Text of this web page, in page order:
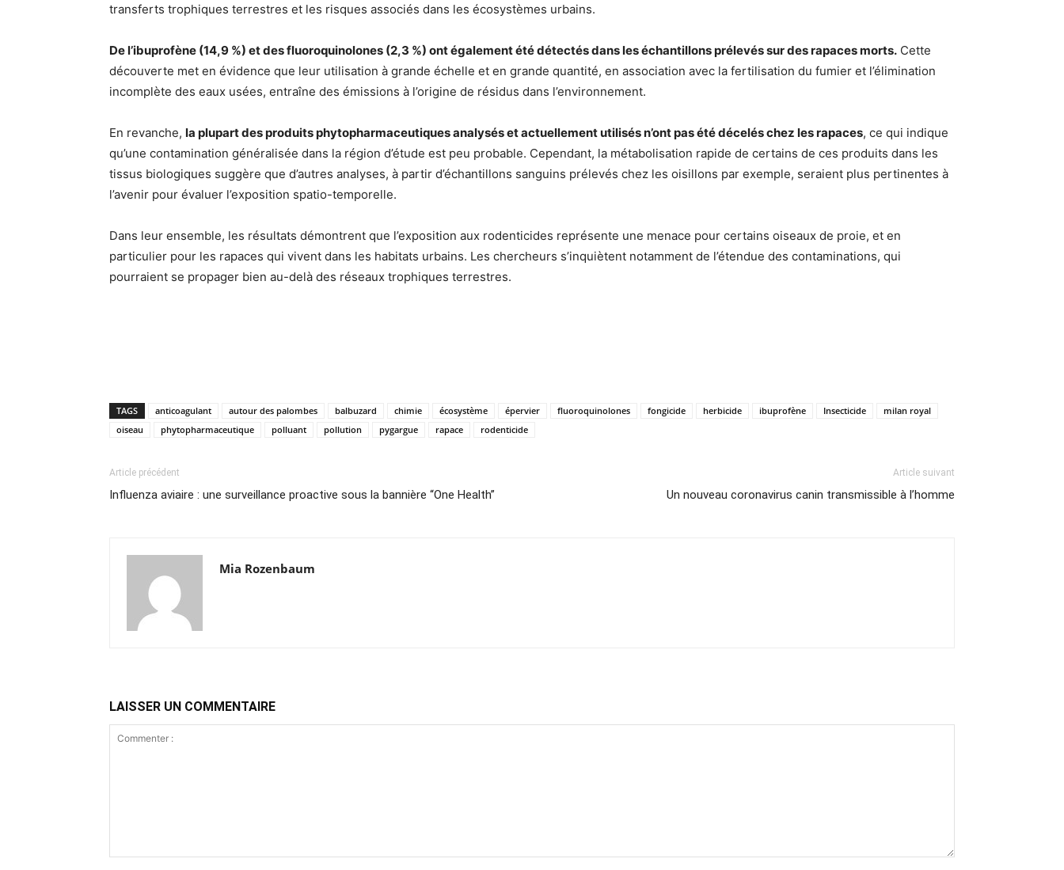
transferts trophiques terrestres et les risques associés dans les écosystèmes urbains.
De l’ibuprofène (14,9 %) et des fluoroquinolones (2,3 %) ont également été détectés dans les échantillons prélevés sur des rapaces morts. Cette
découverte met en évidence que leur utilisation à grande échelle et en grande quantité, en association avec la fertilisation du fumier et l’élimination
incomplète des eaux usées, entraîne des émissions à l’origine de résidus dans l’environnement.
En revanche, la plupart des produits phytopharmaceutiques analysés et actuellement utilisés n’ont pas été décelés chez les rapaces, ce qui indique
qu’une contamination généralisée dans la région d’étude est peu probable. Cependant, la métabolisation rapide de certains de ces produits dans les
tissus biologiques suggère que d’autres analyses, à partir d’échantillons sanguins prélevés chez les oisillons par exemple, seraient plus pertinentes à
l’avenir pour évaluer l’exposition spatio-temporelle.
Dans leur ensemble, les résultats démontrent que l’exposition aux rodenticides représente une menace pour certains oiseaux de proie, et en
particulier pour les rapaces qui vivent dans les habitats urbains. Les chercheurs s’inquiètent notamment de l’étendue des contaminations, qui
pourraient se propager bien au-delà des réseaux trophiques terrestres.
TAGS anticoagulant autour des palombes balbuzard chimie écosystème épervier fluoroquinolones fongicide herbicide ibuprofène Insecticide
milan royal
oiseau
phytopharmaceutique polluant pollution pygargue rapace rodenticide
Article précédent
Influenza aviaire : une surveillance proactive sous la bannière “One Health”
Article suivant
Un nouveau coronavirus canin transmissible à l’homme
Mia Rozenbaum
LAISSER UN COMMENTAIRE